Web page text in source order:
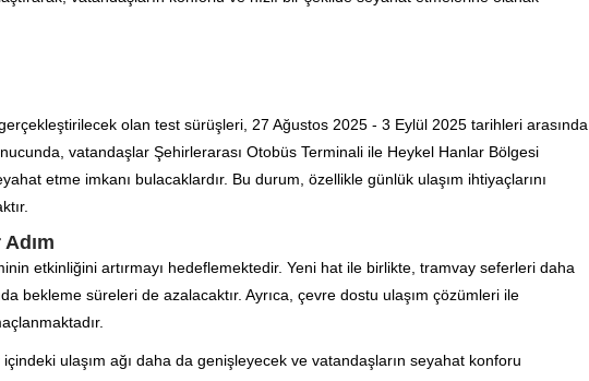
olan test sürüşleri, 27 Ağustos 2025 - 3 Eylül 2025 tarihleri arasında
vatandaşlar Şehirlerarası Otobüs Terminali ile Heykel Hanlar Bölgesi
etme imkanı bulacaklardır. Bu durum, özellikle günlük ulaşım ihtiyaçlarını
etkinliğini artırmayı hedeflemektedir. Yeni hat ile birlikte, tramvay seferleri daha
bekleme süreleri de azalacaktır. Ayrıca, çevre dostu ulaşım çözümleri ile
ulaşım ağı daha da genişleyecek ve vatandaşların seyahat konforu